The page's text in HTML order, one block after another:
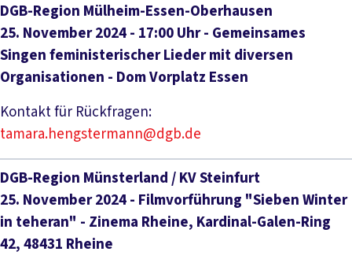
DGB-Region Mülheim-Essen-Oberhausen
25. November 2024 - 17:00 Uhr - Gemeinsames
Singen feministerischer Lieder mit diversen
Organisationen - Dom Vorplatz Essen
Kontakt für Rückfragen:
tamara.hengstermann@dgb.de
DGB-Region Münsterland / KV Steinfurt
25. November 2024 - Filmvorführung "Sieben Winter
in teheran" - Zinema Rheine, Kardinal-Galen-Ring
42, 48431 Rheine